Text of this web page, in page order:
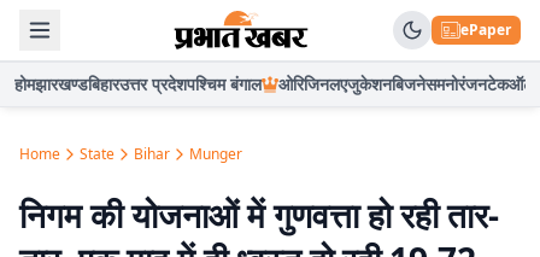
ePaper
होमझारखण्डबिहारउत्तर प्रदेशपश्चिम बंगाल ओरिजिनलएजुकेशनबिजनेसमनोरंजनटेकऑटो
Home State Bihar Munger
निगम की योजनाओं में गुणवत्ता हो रही तार-